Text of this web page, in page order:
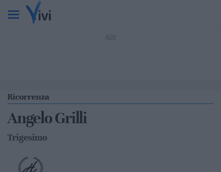
Ricorrenza
Angelo Grilli
Trigesimo